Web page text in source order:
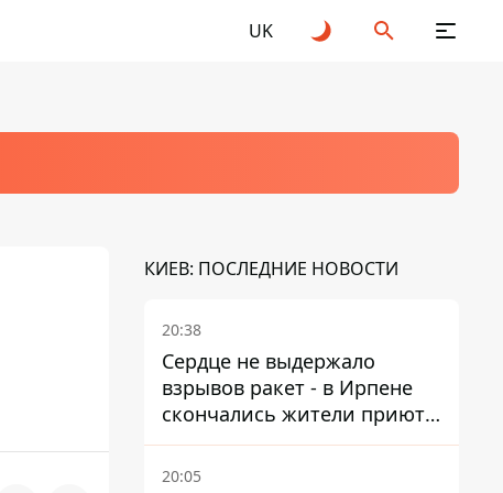
UK
КИЕВ: ПОСЛЕДНИЕ НОВОСТИ
20:38
Сердце не выдержало
взрывов ракет - в Ирпене
скончались жители приюта
для собак с инвалидностью
20:05